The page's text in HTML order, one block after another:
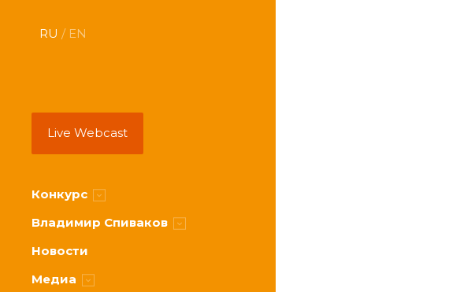
RU / EN
Live Webcast
Конкурс
Участники
Условия
Владимир Спиваков
О Маэстро
Новости
Медиа